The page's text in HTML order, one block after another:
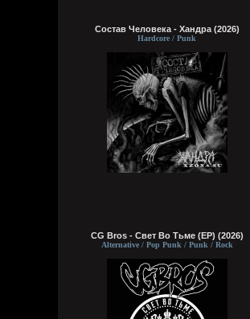
Состав Человека - Хандра (2026)
Hardcore / Punk
CG Bros - Свет Во Тьме (EP) (2026)
Alternative / Pop Punk / Punk / Rock